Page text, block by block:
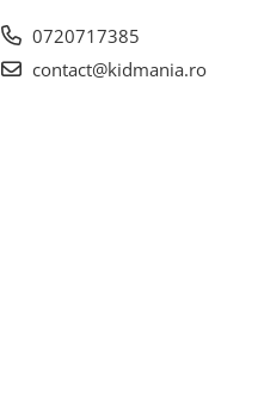
0720717385
contact@kidmania.ro